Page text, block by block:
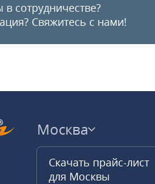
сотрудничестве?
Свяжитесь с нами!
Москва
Скачать прайс-лист
для Москвы